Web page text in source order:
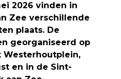
2026 vinden in
Zee verschillende
plaats. De
georganiseerd op
Westerhoutplein,
en in de Sint-